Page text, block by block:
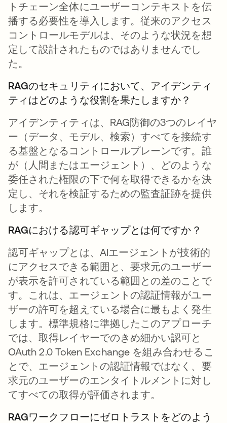
トチェーン全体にユーザーコンテキストを伝
播する必要性を導入します。従来のアクセス
コントロールモデルは、そのような状況を想
定して設計されたものではありませんでし
た。
RAGのセキュリティにおいて、アイデンティ
ティはどのような役割を果たしますか？
アイデンティティは、RAG防御の3つのレイヤ
ー（データ、モデル、検索）すべてを接続す
る基盤となるコントロールプレーンです。誰
が（人間またはエージェント）、どのような
委任された権限の下で何を取得できるかを決
定し、それを検証するための監査証跡を提供
します。
RAGにおける認可ギャップとは何ですか？
認可ギャップとは、AIエージェントが技術的
にアクセスできる範囲と、要求元のユーザー
が表示を許可されている範囲との差のことで
す。これは、エージェントの認証情報がユー
ザーの許可を超えている場合に最もよく発生
します。標準規格に準拠したこのアプローチ
では、取得レイヤーでのきめ細かい認可と
OAuth 2.0 Token Exchange を組み合わせるこ
とで、エージェントの認証情報ではなく、要
求元のユーザーのエンタイトルメントに対し
てすべての取得が評価されます。
RAGワークフローにゼロトラストをどのよう